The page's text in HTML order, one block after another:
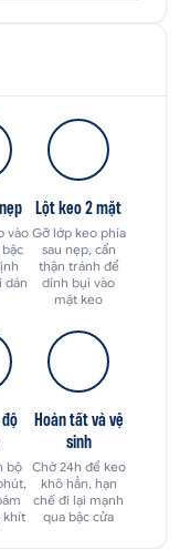
vào
dán
Lột keo 2 mặt
Gỡ lớp keo phía
sau nẹp, cẩn
thận tránh để
dính bụi vào
mặt keo
bộ
khít
Hoàn tất và vệ
sinh
Chờ 24h để keo
khô hẳn, hạn
chế đi lại mạnh
qua bậc cửa